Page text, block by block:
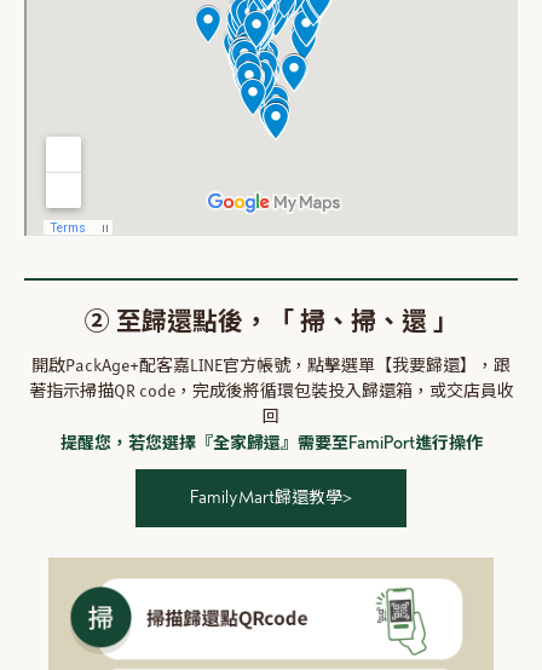
② 至歸還點後，「 掃、掃、還 」
開啟PackAge+配客嘉LINE官方帳號，點擊選單【我要歸還】，跟
著指示掃描QR code，完成後將循環包裝投入歸還箱，或交店員收
回
提醒您，若您選擇『全家歸還』需要至FamiPort進行操作
FamilyMart歸還教學>